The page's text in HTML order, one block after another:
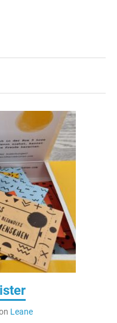
Leane